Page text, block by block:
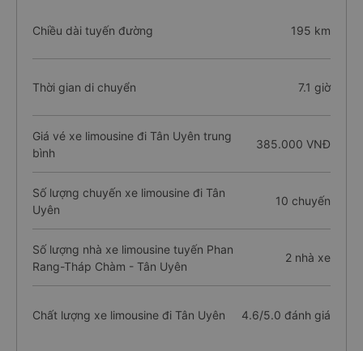
Chiều dài tuyến đường 195 km
Thời gian di chuyển 7.1 giờ
Giá vé xe limousine đi Tân Uyên trung
bình
385.000 VNĐ
Số lượng chuyến xe limousine đi Tân
Uyên
10 chuyến
Số lượng nhà xe limousine tuyến Phan
Rang-Tháp Chàm - Tân Uyên
2 nhà xe
Chất lượng xe limousine đi Tân Uyên 4.6/5.0 đánh giá